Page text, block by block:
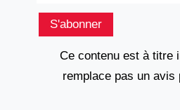
S'abonner
Ce contenu est à titre
remplace pas un avis